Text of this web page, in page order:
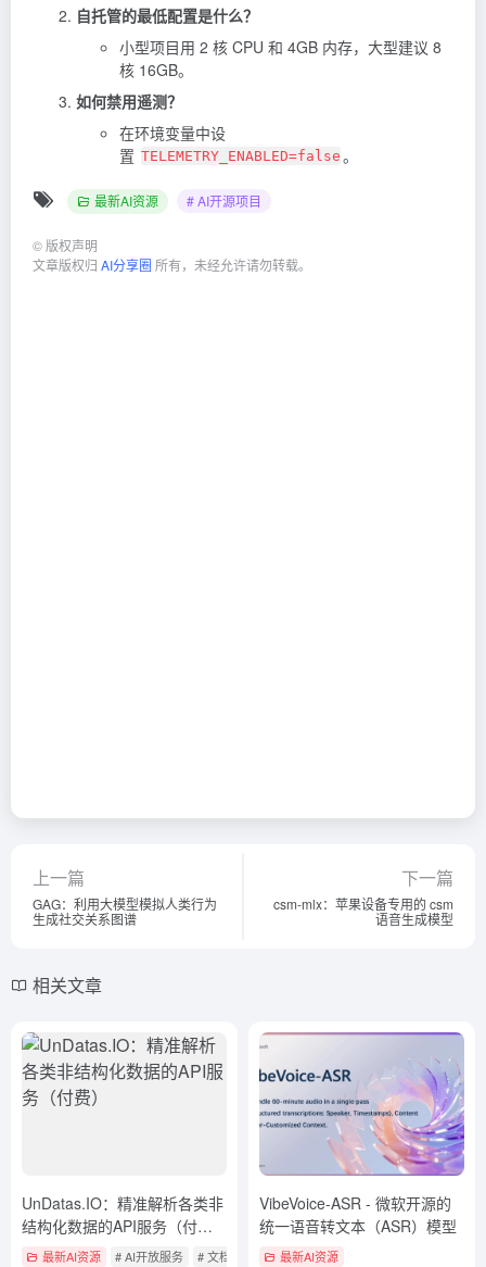
自托管的最低配置是什么？
小型项目用 2 核 CPU 和 4GB 内存，大型建议 8
核 16GB。
如何禁用遥测？
在环境变量中设
置 TELEMETRY_ENABLED=false 。
最新AI资源 # AI开源项目
© 版权声明
文章版权归 AI分享圈 所有，未经允许请勿转载。
上一篇
GAG：利用大模型模拟人类行为
生成社交关系图谱
下一篇
csm-mlx：苹果设备专用的 csm
语音生成模型
相关文章
UnDatas.IO：精准解析各类非
结构化数据的API服务（付
费）最新AI资源 # AI开放服务 # 文档提取与清洗
VibeVoice-ASR - 微软开源的
统一语音转文本（ASR）模型
最新AI资源